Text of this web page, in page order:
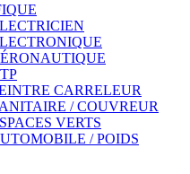
CARRELEUR
/ COUVREUR
VERTS
/ POIDS